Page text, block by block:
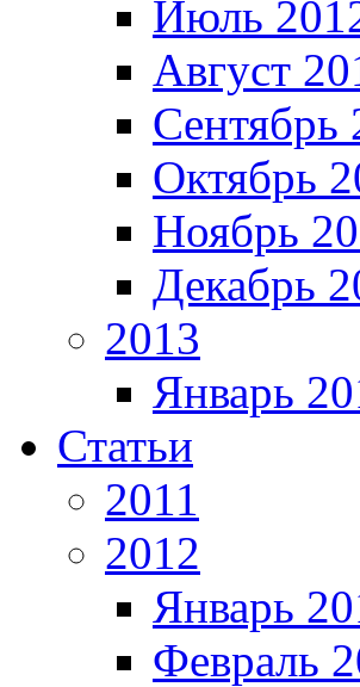
Июль
Август
Сентябрь
Октябрь
Ноябрь
Декабрь
2013
Январь
Статьи
2011
2012
Январь
Февраль